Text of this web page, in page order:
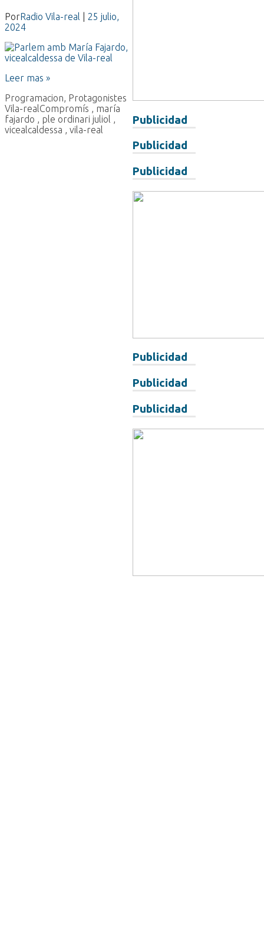
Publicidad
Publicidad
Publicidad
Publicidad
Publicidad
Publicidad
PorRadio Vila-real
25 julio,
2024
Leer mas »
Programacion Protagonistes
Vila-real Compromís
maría
fajardo
ple ordinari juliol
vicealcaldessa
vila-real